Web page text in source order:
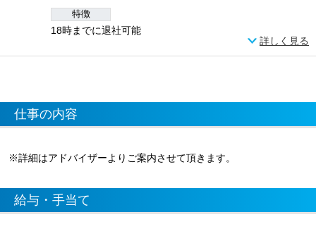
特徴
18時までに退社可能
詳しく見る
仕事の内容
※詳細はアドバイザーよりご案内させて頂きます。
給与・手当て